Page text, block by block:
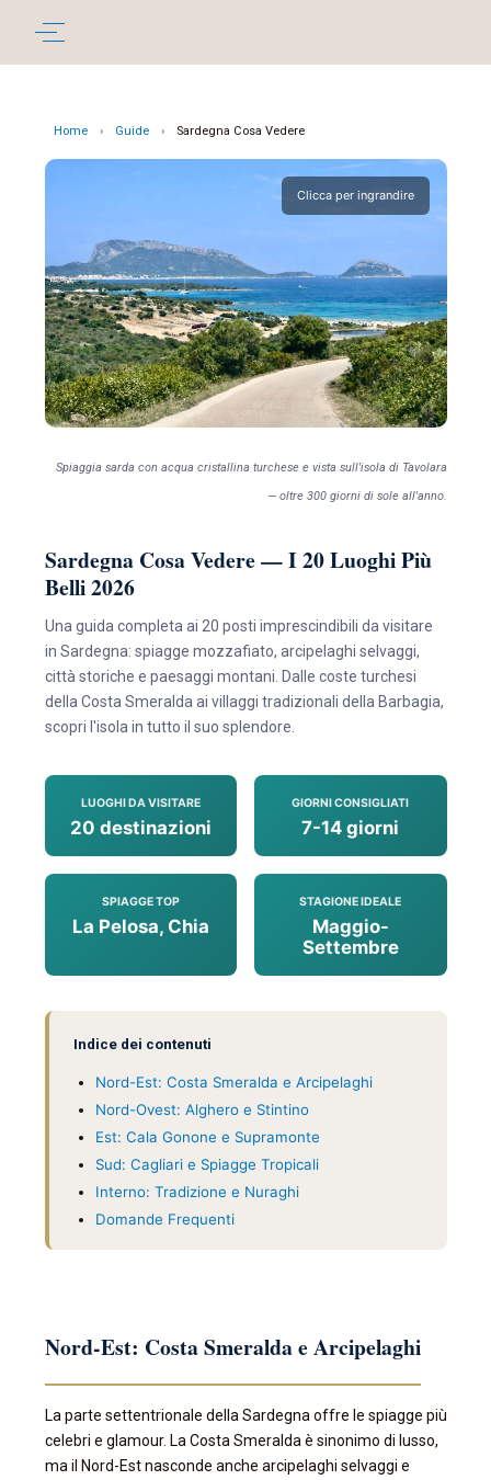
Home › Guide › Sardegna Cosa Vedere
Clicca per ingrandire
Spiaggia sarda con acqua cristallina turchese e vista sull'isola di Tavolara
— oltre 300 giorni di sole all'anno.
Sardegna Cosa Vedere — I 20 Luoghi Più
Belli 2026
Una guida completa ai 20 posti imprescindibili da visitare
in Sardegna: spiagge mozzafiato, arcipelaghi selvaggi,
città storiche e paesaggi montani. Dalle coste turchesi
della Costa Smeralda ai villaggi tradizionali della Barbagia,
scopri l'isola in tutto il suo splendore.
LUOGHI DA VISITARE
20 destinazioni
GIORNI CONSIGLIATI
7-14 giorni
SPIAGGE TOP
La Pelosa, Chia
STAGIONE IDEALE
Maggio-
Settembre
Indice dei contenuti
Nord-Est: Costa Smeralda e Arcipelaghi
Nord-Ovest: Alghero e Stintino
Est: Cala Gonone e Supramonte
Sud: Cagliari e Spiagge Tropicali
Interno: Tradizione e Nuraghi
Domande Frequenti
Nord-Est: Costa Smeralda e Arcipelaghi
La parte settentrionale della Sardegna offre le spiagge più
celebri e glamour. La Costa Smeralda è sinonimo di lusso,
ma il Nord-Est nasconde anche arcipelaghi selvaggi e